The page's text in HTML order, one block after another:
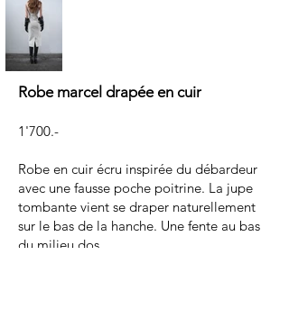
Robe marcel drapée en cuir
1'700.-
Robe en cuir écru inspirée du débardeur
avec une fausse poche poitrine. La jupe
tombante vient se draper naturellement
sur le bas de la hanche. Une fente au bas
du milieu dos.